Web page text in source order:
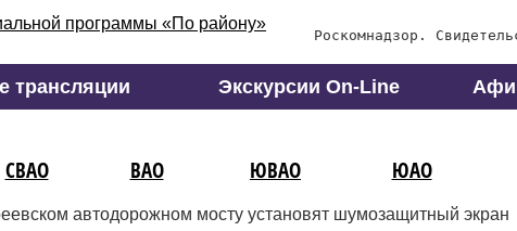
Роскомнадзор.
трансляции Экскурсии On-Line
СВАО ВАО ЮВАО ЮАО
автодорожном мосту установят шумозащитный экран